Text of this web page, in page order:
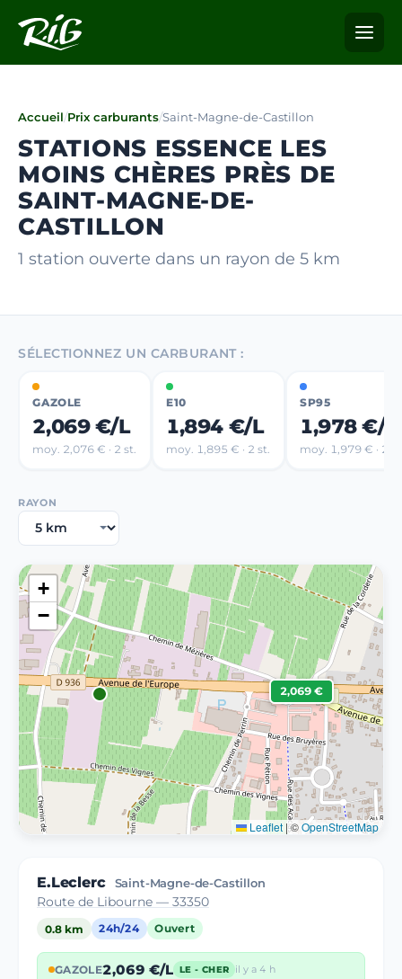
Accueil/Prix carburants/Saint-Magne-de-Castillon
STATIONS ESSENCE LES
MOINS CHÈRES PRÈS DE
SAINT-MAGNE-DE-
CASTILLON
1 station ouverte dans un rayon de 5 km
SÉLECTIONNEZ UN CARBURANT :
GAZOLE
2,069 €/L
moy. 2,076 € · 2 st.
E10
1,894 €/L
moy. 1,895 € · 2 st.
SP95
1,978 €/L
moy. 1,979 € · 2
RAYON
2,069 €
+
−
Leaflet |©OpenStreetMap
E.Leclerc Saint-Magne-de-Castillon
Route de Libourne — 33350
0.8 km 24h/24 Ouvert
GAZOLE2,069 €/L LE - CHER il y a 4 h